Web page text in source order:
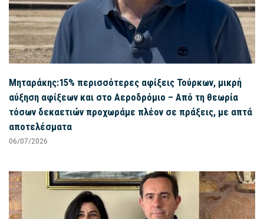
Μηταράκης:15% περισσότερες αφίξεις Τούρκων, μικρή
αύξηση αφίξεων και στο Αεροδρόμιο – Από τη θεωρία
τόσων δεκαετιών προχωράμε πλέον σε πράξεις, με απτά
αποτελέσματα
06/07/2026